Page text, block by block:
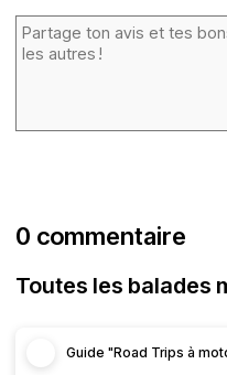
0 commentaire
Toutes les balades
Guide "Road Trips à